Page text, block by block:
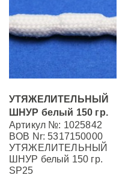
УТЯЖЕЛИТЕЛЬНЫЙ
ШНУР белый 150 гр.
Артикул №: 1025842
BOB Nr: 5317150000
УТЯЖЕЛИТЕЛЬНЫЙ
ШНУР белый 150 гр.
SP25